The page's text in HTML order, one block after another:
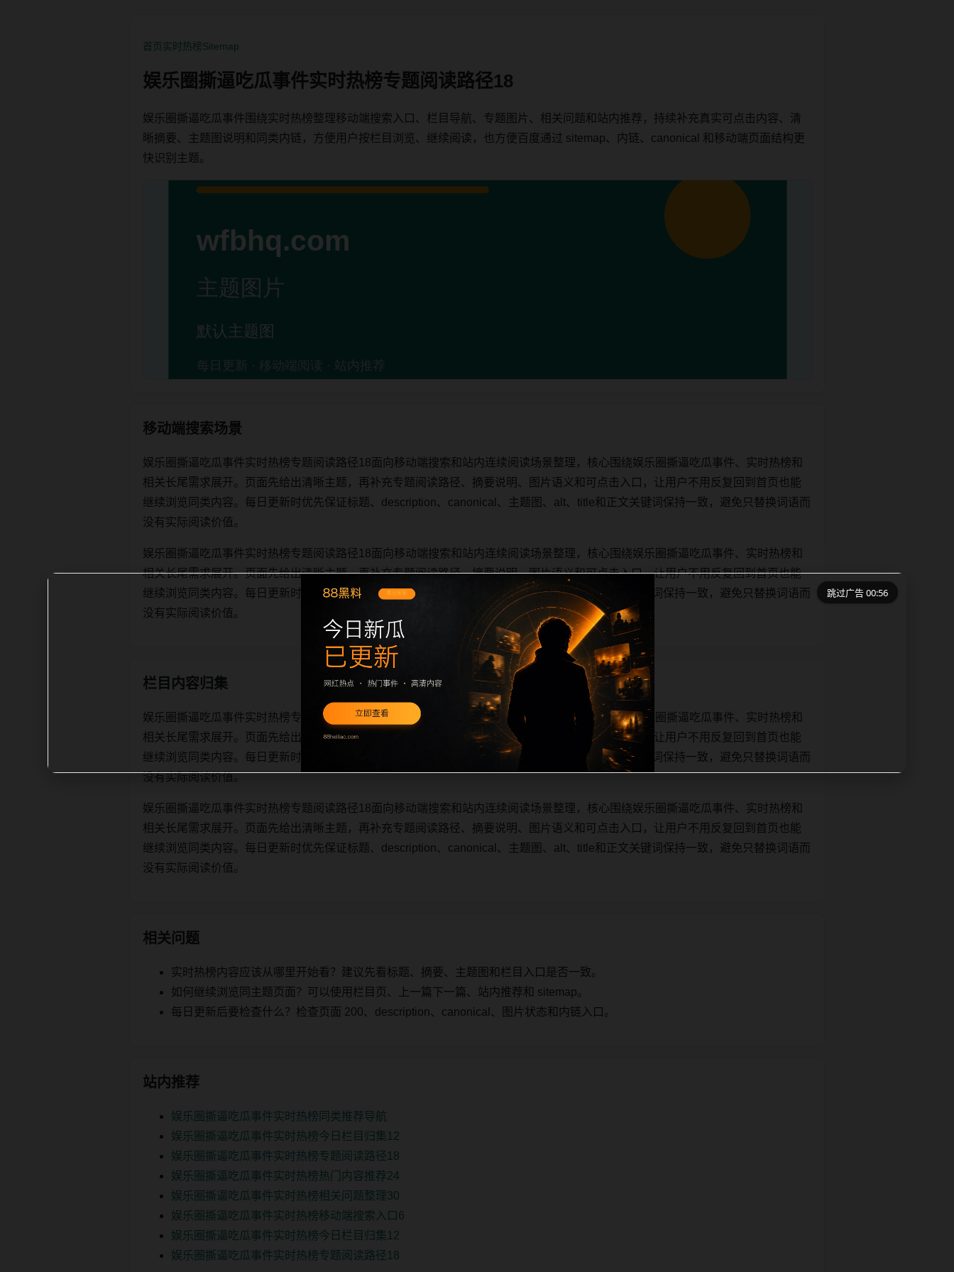
首页实时热榜Sitemap
娱乐圈撕逼吃瓜事件实时热榜专题阅读路径18
娱乐圈撕逼吃瓜事件围绕实时热榜整理移动端搜索入口、栏目导航、专题图片、相关问题和站内推荐，持续补充真实可点击内容、清
晰摘要、主题图说明和同类内链，方便用户按栏目浏览、继续阅读，也方便百度通过 sitemap、内链、canonical 和移动端页面结构更
快识别主题。
移动端搜索场景
娱乐圈撕逼吃瓜事件实时热榜专题阅读路径18面向移动端搜索和站内连续阅读场景整理，核心围绕娱乐圈撕逼吃瓜事件、实时热榜和
相关长尾需求展开。页面先给出清晰主题，再补充专题阅读路径、摘要说明、图片语义和可点击入口，让用户不用反复回到首页也能
继续浏览同类内容。每日更新时优先保证标题、description、canonical、主题图、alt、title和正文关键词保持一致，避免只替换词语而
没有实际阅读价值。
娱乐圈撕逼吃瓜事件实时热榜专题阅读路径18面向移动端搜索和站内连续阅读场景整理，核心围绕娱乐圈撕逼吃瓜事件、实时热榜和
相关长尾需求展开。页面先给出清晰主题，再补充专题阅读路径、摘要说明、图片语义和可点击入口，让用户不用反复回到首页也能
继续浏览同类内容。每日更新时优先保证标题、description、canonical、主题图、alt、title和正文关键词保持一致，避免只替换词语而
没有实际阅读价值。
栏目内容归集
娱乐圈撕逼吃瓜事件实时热榜专题阅读路径18面向移动端搜索和站内连续阅读场景整理，核心围绕娱乐圈撕逼吃瓜事件、实时热榜和
相关长尾需求展开。页面先给出清晰主题，再补充专题阅读路径、摘要说明、图片语义和可点击入口，让用户不用反复回到首页也能
继续浏览同类内容。每日更新时优先保证标题、description、canonical、主题图、alt、title和正文关键词保持一致，避免只替换词语而
没有实际阅读价值。
娱乐圈撕逼吃瓜事件实时热榜专题阅读路径18面向移动端搜索和站内连续阅读场景整理，核心围绕娱乐圈撕逼吃瓜事件、实时热榜和
相关长尾需求展开。页面先给出清晰主题，再补充专题阅读路径、摘要说明、图片语义和可点击入口，让用户不用反复回到首页也能
继续浏览同类内容。每日更新时优先保证标题、description、canonical、主题图、alt、title和正文关键词保持一致，避免只替换词语而
没有实际阅读价值。
相关问题
实时热榜内容应该从哪里开始看？建议先看标题、摘要、主题图和栏目入口是否一致。
如何继续浏览同主题页面？可以使用栏目页、上一篇下一篇、站内推荐和 sitemap。
每日更新后要检查什么？检查页面 200、description、canonical、图片状态和内链入口。
站内推荐
娱乐圈撕逼吃瓜事件实时热榜同类推荐导航
娱乐圈撕逼吃瓜事件实时热榜今日栏目归集12
娱乐圈撕逼吃瓜事件实时热榜专题阅读路径18
娱乐圈撕逼吃瓜事件实时热榜热门内容推荐24
娱乐圈撕逼吃瓜事件实时热榜相关问题整理30
娱乐圈撕逼吃瓜事件实时热榜移动端搜索入口6
娱乐圈撕逼吃瓜事件实时热榜今日栏目归集12
娱乐圈撕逼吃瓜事件实时热榜专题阅读路径18
跳过广告 00:56